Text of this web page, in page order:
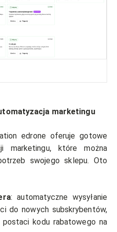
marketingu
edrone oferuje gotowe
marketingu, które można
swojego sklepu. Oto
: automatyczne wysyłanie
do nowych subskrybentów,
kodu rabatowego na